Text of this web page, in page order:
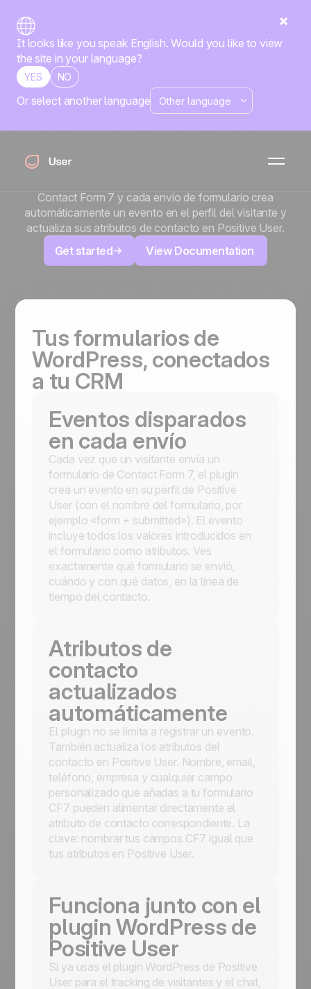
It looks like you speak English. Would you like to view
the site in your language?
YES NO
Or select another language
x
Contact Form 7
¿Ya usas Contact Form 7 en tu sitio WordPress?
Conserva tus formularios y deja que Positive User se
Contact Form 7 y cada envío de formulario crea
automáticamente un evento en el perfil del visitante y
actualiza sus atributos de contacto en Positive User.
Get started
View Documentation
Tus formularios de
WordPress, conectados
a tu CRM
Eventos disparados
en cada envío
Cada vez que un visitante envía un
formulario de Contact Form 7, el plugin
crea un evento en su perfil de Positive
User (con el nombre del formulario, por
ejemplo «form + submitted»). El evento
incluye todos los valores introducidos en
el formulario como atributos. Ves
exactamente qué formulario se envió,
cuándo y con qué datos, en la línea de
tiempo del contacto.
Atributos de
contacto
actualizados
automáticamente
El plugin no se limita a registrar un evento.
También actualiza los atributos del
contacto en Positive User. Nombre, email,
teléfono, empresa y cualquier campo
personalizado que añadas a tu formulario
CF7 pueden alimentar directamente el
atributo de contacto correspondiente. La
clave: nombrar tus campos CF7 igual que
tus atributos en Positive User.
Funciona junto con el
plugin WordPress de
Positive User
Si ya usas el plugin WordPress de Positive
User para el tracking de visitantes y el chat,